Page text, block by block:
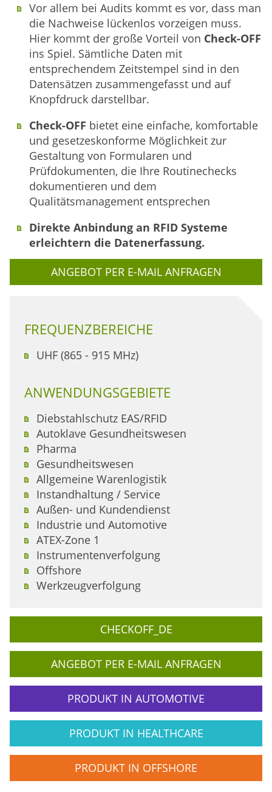
Vor allem bei Audits kommt es vor, dass man
die Nachweise lückenlos vorzeigen muss.
Hier kommt der große Vorteil von Check-OFF
ins Spiel. Sämtliche Daten mit
entsprechendem Zeitstempel sind in den
Datensätzen zusammengefasst und auf
Knopfdruck darstellbar.
Check-OFF bietet eine einfache, komfortable
und gesetzeskonforme Möglichkeit zur
Gestaltung von Formularen und
Prüfdokumenten, die Ihre Routinechecks
dokumentieren und dem
Qualitätsmanagement entsprechen
Direkte Anbindung an RFID Systeme
erleichtern die Datenerfassung.
ANGEBOT PER E-MAIL ANFRAGEN
FREQUENZBEREICHE
UHF (865 - 915 MHz)
ANWENDUNGSGEBIETE
Diebstahlschutz EAS/RFID
Autoklave Gesundheitswesen
Pharma
Gesundheitswesen
Allgemeine Warenlogistik
Instandhaltung / Service
Außen- und Kundendienst
Industrie und Automotive
ATEX-Zone 1
Instrumentenverfolgung
Offshore
Werkzeugverfolgung
CHECKOFF_DE
ANGEBOT PER E-MAIL ANFRAGEN
PRODUKT IN AUTOMOTIVE
PRODUKT IN HEALTHCARE
PRODUKT IN OFFSHORE